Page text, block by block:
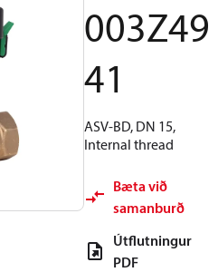
003Z49
41
ASV-BD, DN 15,
Internal thread
Bæta við
samanburð
Útflutningur
PDF